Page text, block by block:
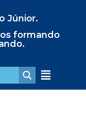
Júnior.
formando